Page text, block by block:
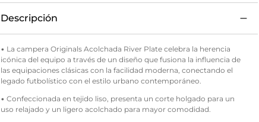
Descripción
• La campera Originals Acolchada River Plate celebra la herencia
icónica del equipo a través de un diseño que fusiona la influencia de
las equipaciones clásicas con la facilidad moderna, conectando el
legado futbolístico con el estilo urbano contemporáneo.
• Confeccionada en tejido liso, presenta un corte holgado para un
uso relajado y un ligero acolchado para mayor comodidad.